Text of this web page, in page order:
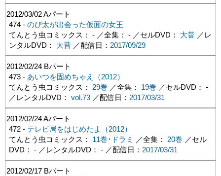
2012/03/02Aパート
474 - のび太が出会った仮面の女王
てんとう虫コミックス： - ／全集： - ／セルDVD： 大昔／レ
ンタルDVD： 大昔／配信日： 2017/09/29
2012/02/24 Bパート
473 - あいつを固めちゃえ（2012）
てんとう虫コミックス： 29巻 ／全集： 19巻 ／セルDVD： -
／レンタルDVD： vol.73／配信日： 2017/03/31
2012/02/24Aパート
472 - テレビ局をはじめたよ（2012）
てんとう虫コミックス： 11巻･ ドラミ ／全集： 20巻 ／セル
DVD： - ／レンタルDVD： - ／配信日： 2017/03/31
2012/02/17 Bパート